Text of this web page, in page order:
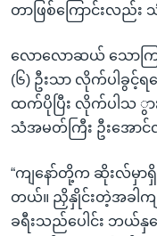
တာဖြစ်ကြောင်းလည်း
လောလောဆယ် သောကြာ
(၆) ဦးသာ လိုက်ပါခွင့်ရ
ထက်ပိုပြီး လိုက်ပါသ ွား
သံအမတ်ကြီး ဦးအောင်
“ကျနော်တို့က ဆိုးလ်မှာရှိ
တယ်။ ညှိနှိုင်းတဲ့အခါက
ခရီးသည်ပေါင်း ဘယ်